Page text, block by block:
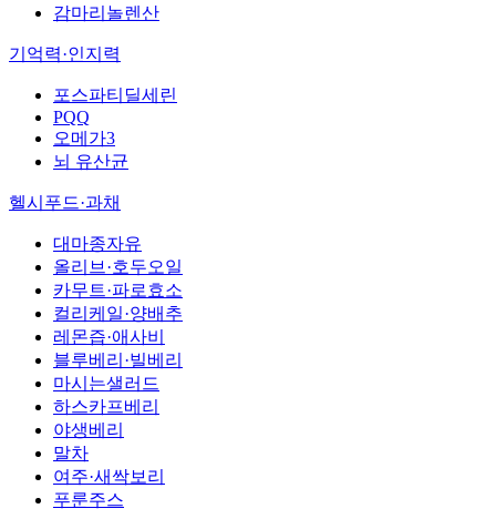
감마리놀렌산
기억력·인지력
포스파티딜세린
PQQ
오메가3
뇌 유산균
헬시푸드·과채
대마종자유
올리브·호두오일
카무트·파로효소
컬리케일·양배추
레몬즙·애사비
블루베리·빌베리
마시는샐러드
하스카프베리
야생베리
말차
여주·새싹보리
푸룬주스